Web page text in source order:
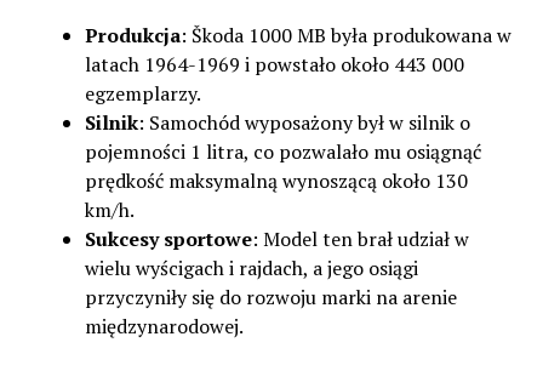
Produkcja: Škoda 1000 MB była produkowana w
latach 1964-1969 i powstało około 443 000
egzemplarzy.
Silnik: Samochód wyposażony był w silnik o
pojemności 1 litra, co pozwalało mu osiągnąć
prędkość maksymalną wynoszącą około 130
km/h.
Sukcesy sportowe: Model ten brał udział w
wielu wyścigach i rajdach, a jego osiągi
przyczyniły się do rozwoju marki na arenie
międzynarodowej.